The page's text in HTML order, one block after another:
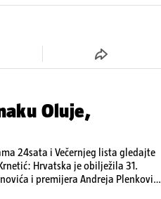
Oluje,
24sata i Večernjeg lista gledajte
Hrvatska je obilježila 31.
i premijera Andreja Plenkovića